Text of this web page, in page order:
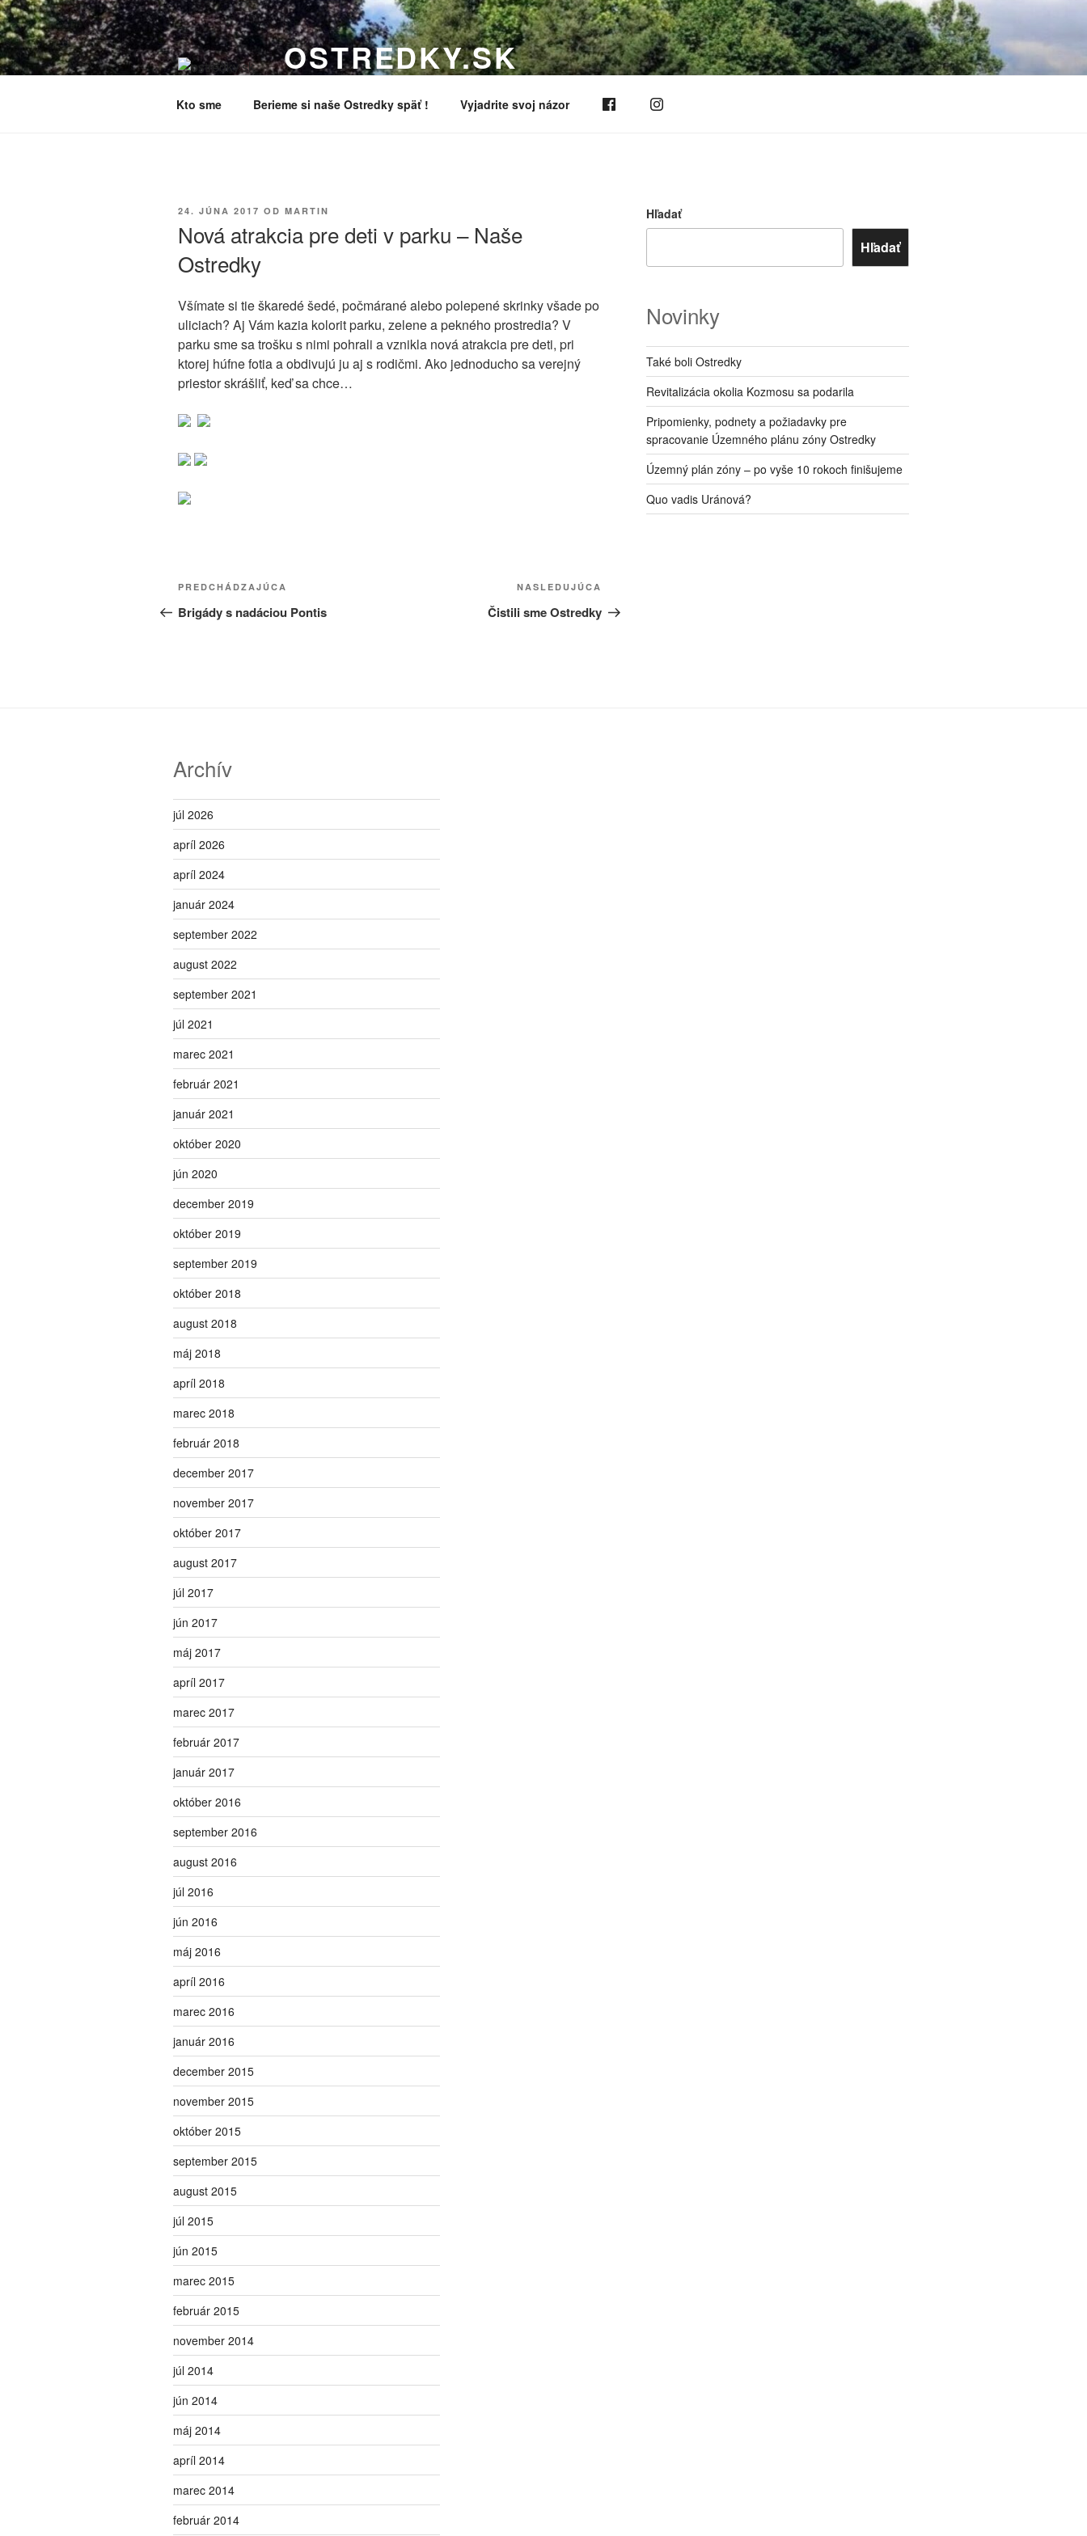
Prejsť
na
obsah
OSTREDKY.SK
Kto sme Berieme si naše Ostredky späť ! Vyjadrite svoj názor
PUBLIKOVANÉ
24. JÚNA 2017 OD MARTIN
Nová atrakcia pre deti v parku – Naše
Ostredky
Všímate si tie škaredé šedé, počmárané alebo polepené skrinky všade po
uliciach? Aj Vám kazia kolorit parku, zelene a pekného prostredia? V
parku sme sa trošku s nimi pohrali a vznikla nová atrakcia pre deti, pri
ktorej húfne fotia a obdivujú ju aj s rodičmi. Ako jednoducho sa verejný
priestor skrášliť, keď sa chce…
Navigácia
v
Predchádzajúci
článok
PREDCHÁDZAJÚCA
Brigády s nadáciou Pontis
článok
NASLEDUJÚCA
Čistili sme Ostredky
Hľadať
Hľadať
Novinky
Také boli Ostredky
Revitalizácia okolia Kozmosu sa podarila
Pripomienky, podnety a požiadavky pre
spracovanie Územného plánu zóny Ostredky
Územný plán zóny – po vyše 10 rokoch finišujeme
Quo vadis Uránová?
Archív
júl 2026
apríl 2026
apríl 2024
január 2024
september 2022
august 2022
september 2021
júl 2021
marec 2021
február 2021
január 2021
október 2020
jún 2020
december 2019
október 2019
september 2019
október 2018
august 2018
máj 2018
apríl 2018
marec 2018
február 2018
december 2017
november 2017
október 2017
august 2017
júl 2017
jún 2017
máj 2017
apríl 2017
marec 2017
február 2017
január 2017
október 2016
september 2016
august 2016
júl 2016
jún 2016
máj 2016
apríl 2016
marec 2016
január 2016
december 2015
november 2015
október 2015
september 2015
august 2015
júl 2015
jún 2015
marec 2015
február 2015
november 2014
júl 2014
jún 2014
máj 2014
apríl 2014
marec 2014
február 2014